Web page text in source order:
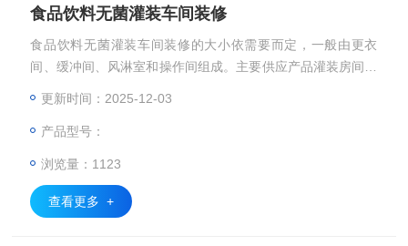
食品饮料无菌灌装车间装修
食品饮料无菌灌装车间装修的大小依需要而定，一般由更衣
间、缓冲间、风淋室和操作间组成。主要供应产品灌装房间应
更新时间：2025-12-03
产品型号：
浏览量：1123
查看更多 +